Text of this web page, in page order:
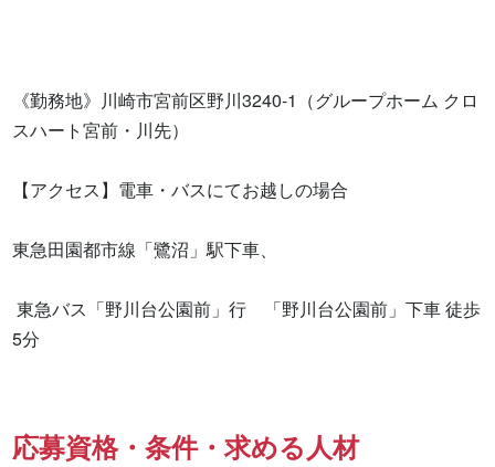
《勤務地》川崎市宮前区野川3240-1（グループホーム クロ
スハート宮前・川先）
【アクセス】電車・バスにてお越しの場合
東急田園都市線「鷺沼」駅下車、
東急バス「野川台公園前」行　「野川台公園前」下車 徒歩
5分
応募資格・条件・求める人材